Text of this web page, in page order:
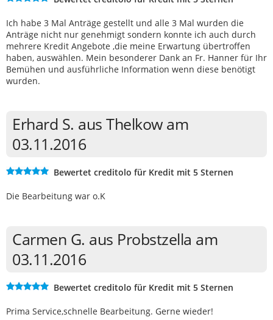
Ich habe 3 Mal Anträge gestellt und alle 3 Mal wurden die
Anträge nicht nur genehmigt sondern konnte ich auch durch
mehrere Kredit Angebote ,die meine Erwartung übertroffen
haben, auswählen. Mein besonderer Dank an Fr. Hanner für Ihr
Bemühen und ausführliche Information wenn diese benötigt
wurden.
Erhard S. aus Thelkow am
03.11.2016
Bewertet creditolo für Kredit mit 5 Sternen
Die Bearbeitung war o.K
Carmen G. aus Probstzella am
03.11.2016
Bewertet creditolo für Kredit mit 5 Sternen
Prima Service,schnelle Bearbeitung. Gerne wieder!